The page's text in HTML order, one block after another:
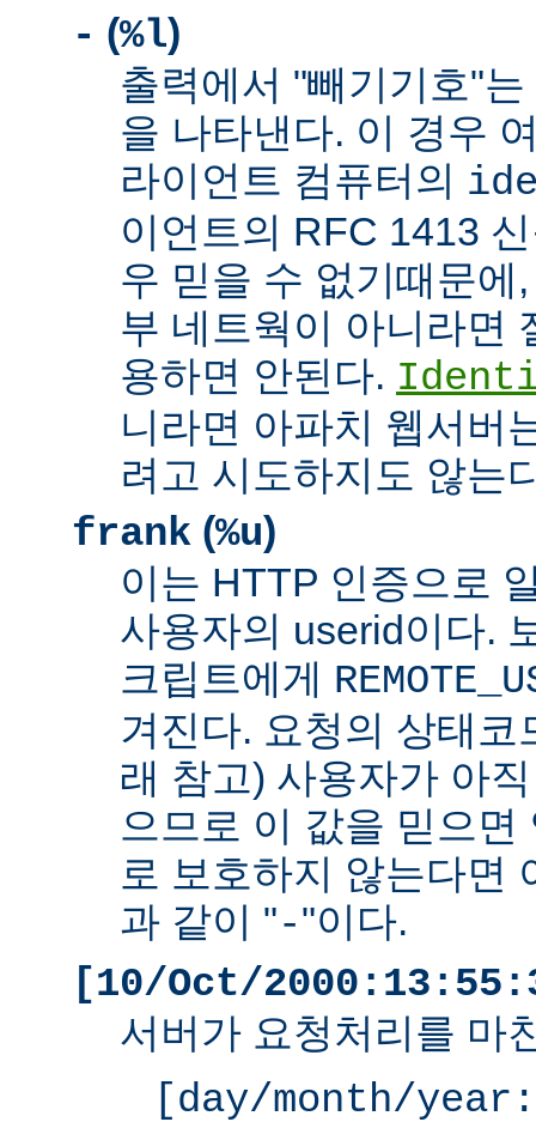
- (%l)
출력에서 "빼기기호"
을 나타낸다. 이 경우
라이언트 컴퓨터의
이언트의 RFC 1413
우 믿을 수 없기때문에
부 네트웍이 아니라면
용하면 안된다.
니라면 아파치 웹서버
려고 시도하지도 않는
frank (%u)
이는 HTTP 인증으로
사용자의 userid이다.
크립트에게
겨진다. 요청의 상태코
래 참고) 사용자가 아
으므로 이 값을 믿으면
로 보호하지 않는다면
과 같이 "-"이다.
[10/Oct/
서버가 요청처리를 마
[day/month/